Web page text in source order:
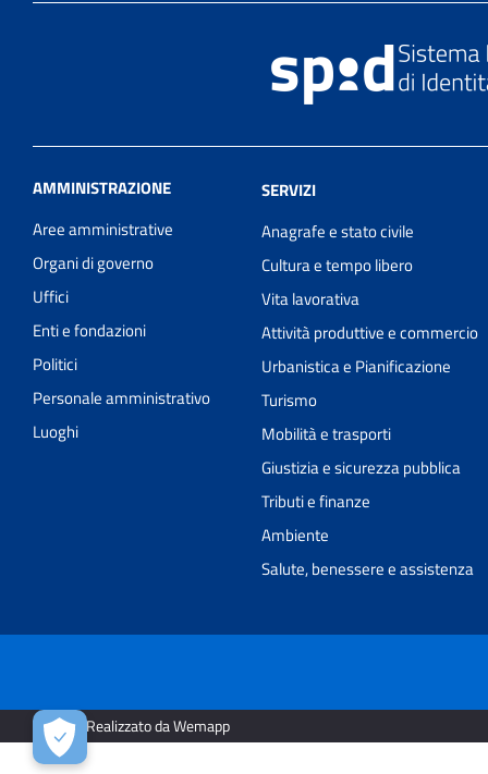
AMMINISTRAZIONE
Aree amministrative
Organi di governo
Uffici
Enti e fondazioni
Politici
Personale amministrativo
Luoghi
SERVIZI
Anagrafe e stato civile
Cultura e tempo libero
Vita lavorativa
Attività produttive e commercio
Urbanistica e Pianificazione
Turismo
Mobilità e trasporti
Giustizia e sicurezza pubblica
Tributi e finanze
Ambiente
Salute, benessere e assistenza
2026 | Realizzato da Wemapp